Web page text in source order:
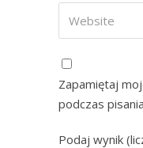
Zapamiętaj
podczas
Podaj wynik